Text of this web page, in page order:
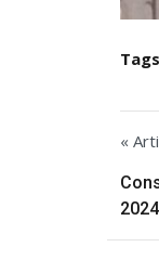
Tags
«
2024